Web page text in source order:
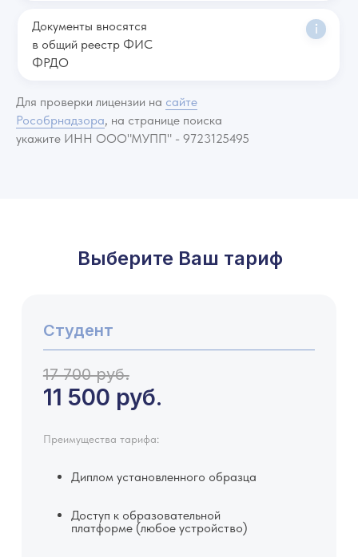
Для проверки лицензии на сайте
Рособрнадзора, на странице поиска
укажите ИНН ООО"МУПП" - 9723125495
Документы вносятся
в общий реестр ФИС
ФРДО
Выберите Ваш тариф
Преимущества тарифа:
Студент
Диплом установленного образца
Доступ к образовательной
платформе (любое устройство)
11 500 руб.
17 700 руб.